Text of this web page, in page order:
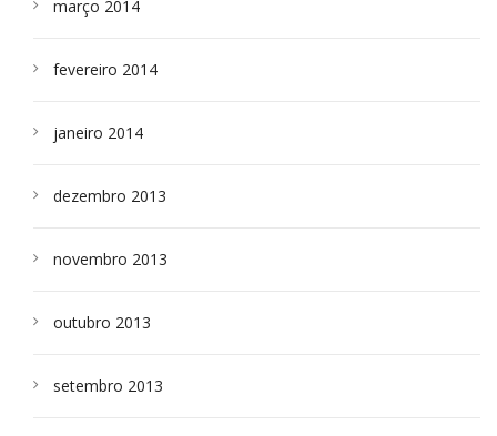
março 2014
fevereiro 2014
janeiro 2014
dezembro 2013
novembro 2013
outubro 2013
setembro 2013